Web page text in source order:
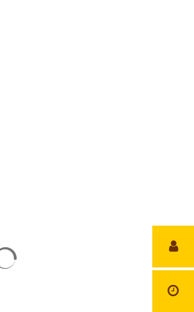
Suchergebnisse werden geladen